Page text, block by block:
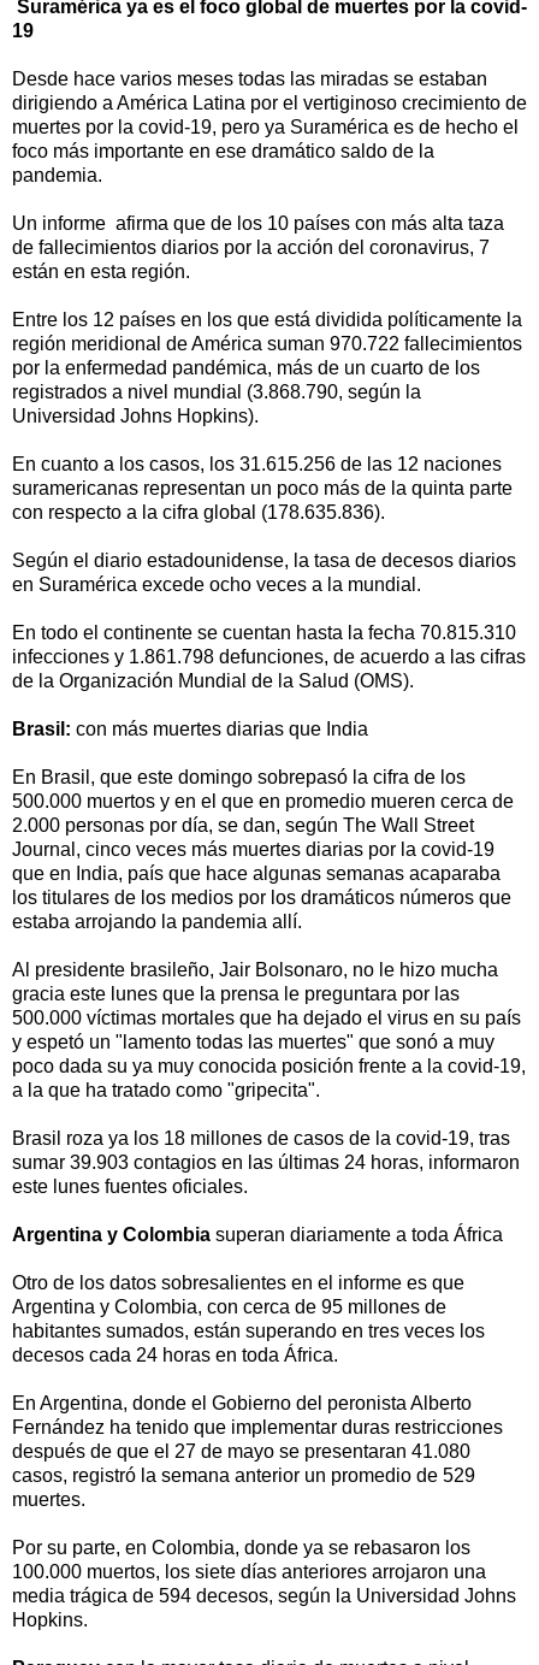
Suramérica ya es el foco global de muertes por la covid-
19
Desde hace varios meses todas las miradas se estaban
dirigiendo a América Latina por el vertiginoso crecimiento de
muertes por la covid-19, pero ya Suramérica es de hecho el
foco más importante en ese dramático saldo de la
pandemia.
Un informe afirma que de los 10 países con más alta taza
de fallecimientos diarios por la acción del coronavirus, 7
están en esta región.
Entre los 12 países en los que está dividida políticamente la
región meridional de América suman 970.722 fallecimientos
por la enfermedad pandémica, más de un cuarto de los
registrados a nivel mundial (3.868.790, según la
Universidad Johns Hopkins).
En cuanto a los casos, los 31.615.256 de las 12 naciones
suramericanas representan un poco más de la quinta parte
con respecto a la cifra global (178.635.836).
Según el diario estadounidense, la tasa de decesos diarios
en Suramérica excede ocho veces a la mundial.
En todo el continente se cuentan hasta la fecha 70.815.310
infecciones y 1.861.798 defunciones, de acuerdo a las cifras
de la Organización Mundial de la Salud (OMS).
Brasil: con más muertes diarias que India
En Brasil, que este domingo sobrepasó la cifra de los
500.000 muertos y en el que en promedio mueren cerca de
2.000 personas por día, se dan, según The Wall Street
Journal, cinco veces más muertes diarias por la covid-19
que en India, país que hace algunas semanas acaparaba
los titulares de los medios por los dramáticos números que
estaba arrojando la pandemia allí.
Al presidente brasileño, Jair Bolsonaro, no le hizo mucha
gracia este lunes que la prensa le preguntara por las
500.000 víctimas mortales que ha dejado el virus en su país
y espetó un "lamento todas las muertes" que sonó a muy
poco dada su ya muy conocida posición frente a la covid-19,
a la que ha tratado como "gripecita".
Brasil roza ya los 18 millones de casos de la covid-19, tras
sumar 39.903 contagios en las últimas 24 horas, informaron
este lunes fuentes oficiales.
Argentina y Colombia superan diariamente a toda África
Otro de los datos sobresalientes en el informe es que
Argentina y Colombia, con cerca de 95 millones de
habitantes sumados, están superando en tres veces los
decesos cada 24 horas en toda África.
En Argentina, donde el Gobierno del peronista Alberto
Fernández ha tenido que implementar duras restricciones
después de que el 27 de mayo se presentaran 41.080
casos, registró la semana anterior un promedio de 529
muertes.
Por su parte, en Colombia, donde ya se rebasaron los
100.000 muertos, los siete días anteriores arrojaron una
media trágica de 594 decesos, según la Universidad Johns
Hopkins.